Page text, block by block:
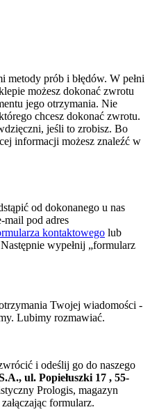
metody prób i błędów. W pełni
możesz dokonać zwrotu
jego otrzymania. Nie
chcesz dokonać zwrotu.
jeśli to zrobisz. Bo
informacji możesz znaleźć w
od dokonanego u nas
mail pod adres
kontaktowego lub
wypełnij „formularz
Twojej wiadomości -
Lubimy rozmawiać.
i odeślij go do naszego
ul. Popiełuszki 17 , 55-
Prologis, magazyn
formularz.